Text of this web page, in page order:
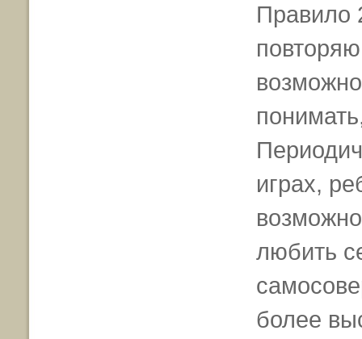
Правило
играх,
любить
более